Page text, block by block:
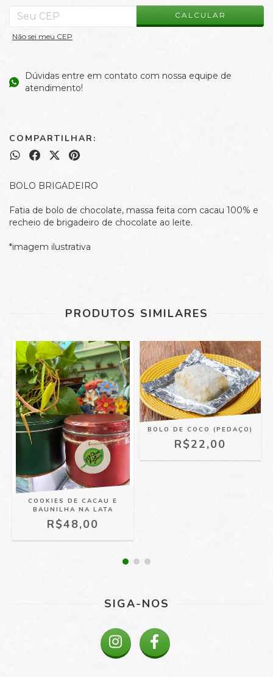
CALCULAR
Não sei meu CEP
Dúvidas entre em contato com nossa equipe de
atendimento!
COMPARTILHAR:
BOLO BRIGADEIRO
Fatia de bolo de chocolate, massa feita com cacau 100% e
recheio de brigadeiro de chocolate ao leite.
*imagem ilustrativa
PRODUTOS SIMILARES
COOKIES DE CACAU E
BAUNILHA NA LATA
R$48,00
BOLO DE COCO (PEDAÇO)
R$22,00
SIGA-NOS